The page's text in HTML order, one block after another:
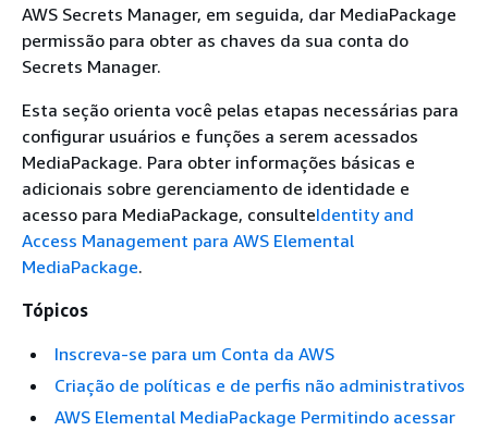
AWS Secrets Manager, em seguida, dar MediaPackage
permissão para obter as chaves da sua conta do
Secrets Manager.
Esta seção orienta você pelas etapas necessárias para
configurar usuários e funções a serem acessados
MediaPackage. Para obter informações básicas e
adicionais sobre gerenciamento de identidade e
acesso para MediaPackage, consulteIdentity and
Access Management para AWS Elemental
MediaPackage.
Tópicos
Inscreva-se para um Conta da AWS
Criação de políticas e de perfis não administrativos
AWS Elemental MediaPackage Permitindo acessar